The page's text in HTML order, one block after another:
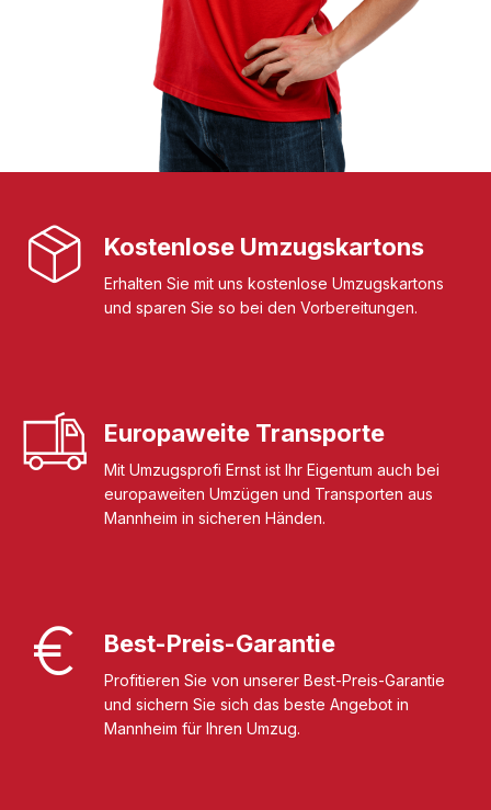
Kostenlose Umzugskartons
Erhalten Sie mit uns kostenlose Umzugskartons
und sparen Sie so bei den Vorbereitungen.
Europaweite Transporte
Mit Umzugsprofi Ernst ist Ihr Eigentum auch bei
europaweiten Umzügen und Transporten aus
Mannheim in sicheren Händen.
Best-Preis-Garantie
Profitieren Sie von unserer Best-Preis-Garantie
und sichern Sie sich das beste Angebot in
Mannheim für Ihren Umzug.